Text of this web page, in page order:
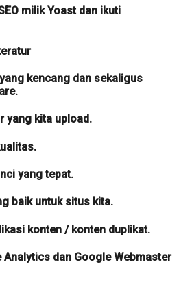
milik Yoast dan ikuti
kencang dan sekaligus
yang kita upload.
yang tepat.
baik untuk situs kita.
konten / konten duplikat.
Analytics dan Google Webmaster